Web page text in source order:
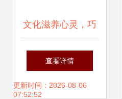
文化滋养心灵，巧
手彰显智慧——省
教育厅成功举办“文
查看详情
更新时间：2026-08-06
07:52:52